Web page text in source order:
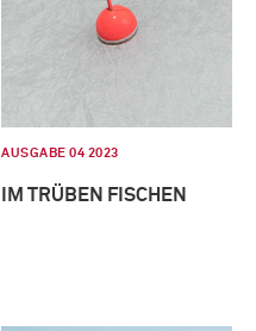
AUSGABE 04 2023
IM TRÜBEN FISCHEN